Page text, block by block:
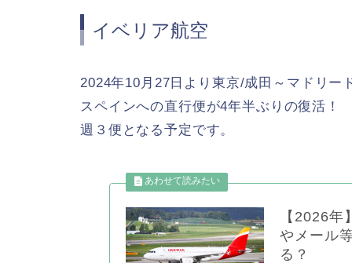
イベリア航空
2024年10月27日より東京/成田～マドリー
スペインへの直行便が4年半ぶりの復活！
週３便となる予定です。
【2026
やメール
る？